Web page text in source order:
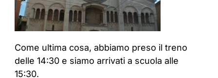
Come ultima cosa, abbiamo preso il treno
delle 14:30 e siamo arrivati a scuola alle
15:30.